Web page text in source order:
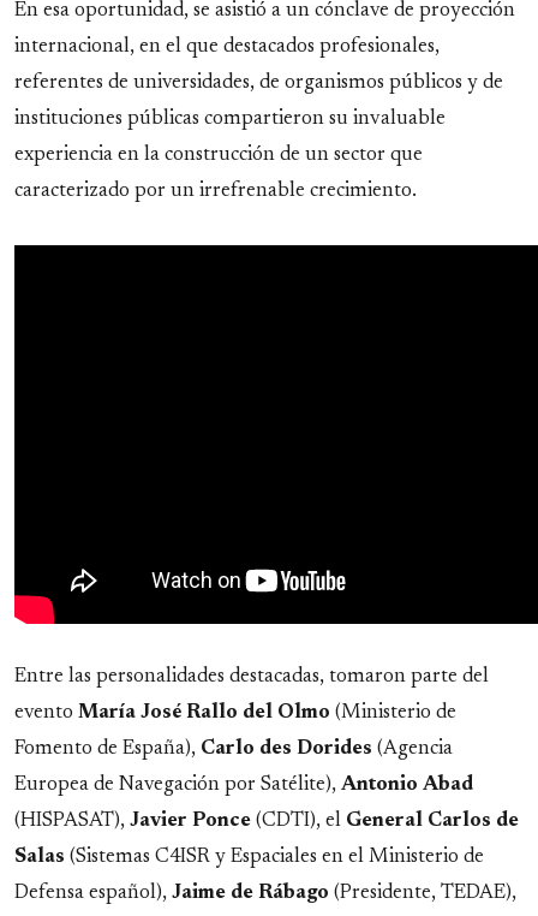
En esa oportunidad, se asistió a un cónclave de proyección
internacional, en el que destacados profesionales,
referentes de universidades, de organismos públicos y de
instituciones públicas compartieron su invaluable
experiencia en la construcción de un sector que
caracterizado por un irrefrenable crecimiento.
Entre las personalidades destacadas, tomaron parte del
evento María José Rallo del Olmo (Ministerio de
Fomento de España), Carlo des Dorides (Agencia
Europea de Navegación por Satélite), Antonio Abad
(HISPASAT), Javier Ponce (CDTI), el General Carlos de
Salas (Sistemas C4ISR y Espaciales en el Ministerio de
Defensa español), Jaime de Rábago (Presidente, TEDAE),